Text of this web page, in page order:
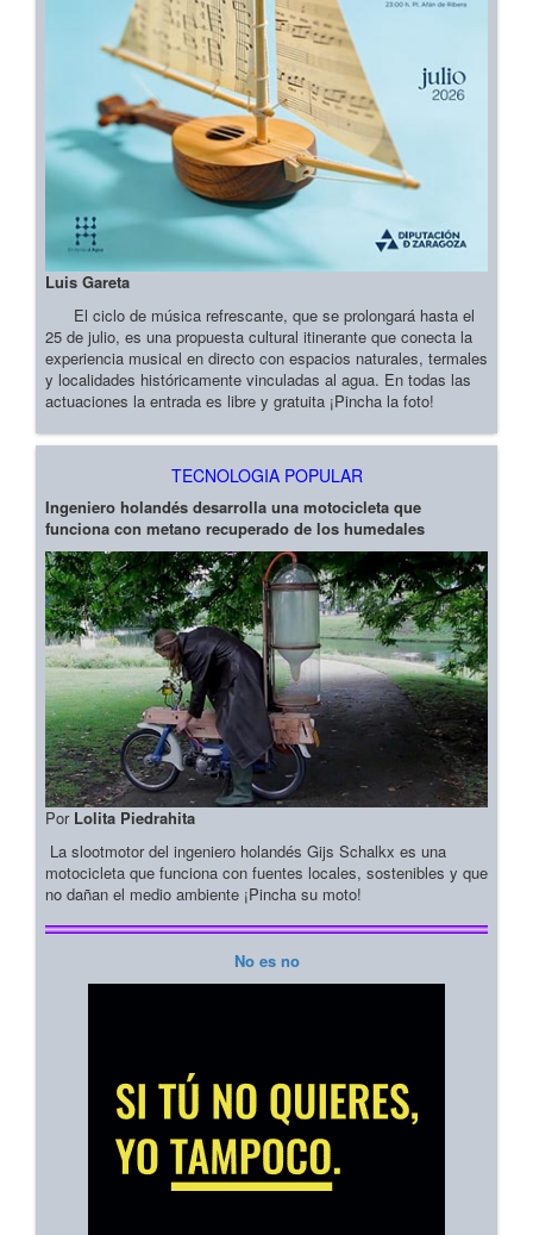
Luis Gareta
El ciclo de música refrescante, que se prolongará hasta el
25 de julio, es una propuesta cultural itinerante que conecta la
experiencia musical en directo con espacios naturales, termales
y localidades históricamente vinculadas al agua. En todas las
actuaciones la entrada es libre y gratuita ¡Pincha la foto!
TECNOLOGIA POPULAR
Ingeniero holandés desarrolla una motocicleta que
funciona con metano recuperado de los humedales
Por Lolita Piedrahita
La slootmotor del ingeniero holandés Gijs Schalkx es una
motocicleta que funciona con fuentes locales, sostenibles y que
no dañan el medio ambiente ¡Pincha su moto!
No es no